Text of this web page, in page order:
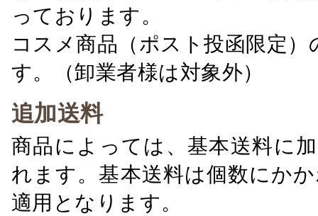
っております。
コスメ商品（ポスト投函限定
す。（卸業者様は対象外）
追加送料
商品によっては、基本送料に
れます。基本送料は個数にか
適用となります。